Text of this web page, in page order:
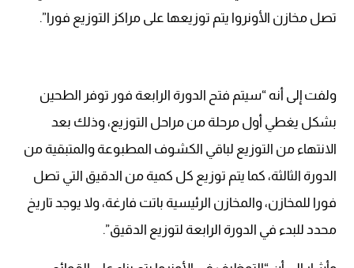
تصل مخازن الأونروا يتم توزيعها على مراكز التوزيع فورا”.
ولفت إلى أنه “سيتم فتح الدورة الرابعة فور توفر الطحين
بشكل يغطي أول مرحلة من مراحل التوزيع، وذلك بعد
الانتهاء من التوزيع لباقي الكشوف المطبوعة والمتبقية من
الدورة الثالثة، كما يتم توزيع كل كمية من الدقيق التي تصل
فورا للمخازن، والمخازن الرئيسية باتت فارغة، ولا يوجد تاريخ
محدد للبدء في الدورة الرابعة لتوزيع الدقيق”.